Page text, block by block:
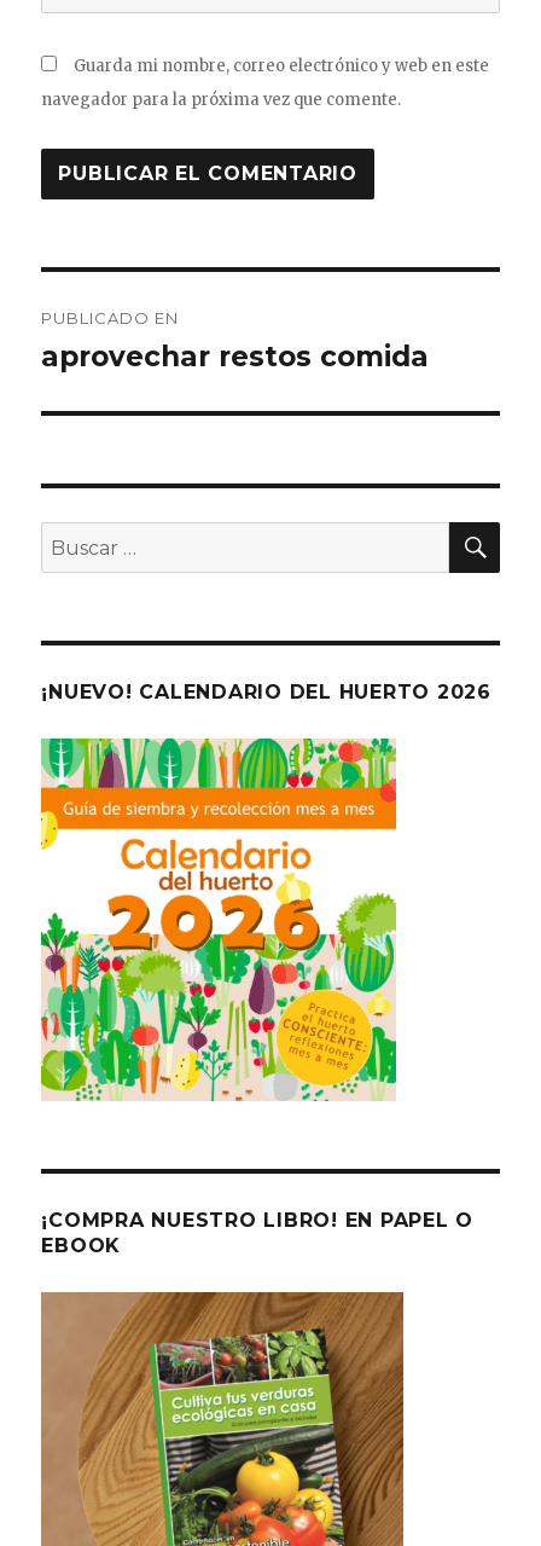
Guarda mi nombre, correo electrónico y web en este
navegador para la próxima vez que comente.
de
PUBLICADO EN
aprovechar restos comida
Buscar
por:
¡NUEVO! CALENDARIO DEL HUERTO 2026
¡COMPRA NUESTRO LIBRO! EN PAPEL O
EBOOK